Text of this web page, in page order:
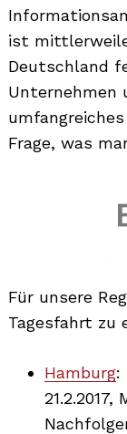
ist
Deutschland
Unternehmen
Frage, was
Für unsere
Tagesfahrt zu
Hamburg: